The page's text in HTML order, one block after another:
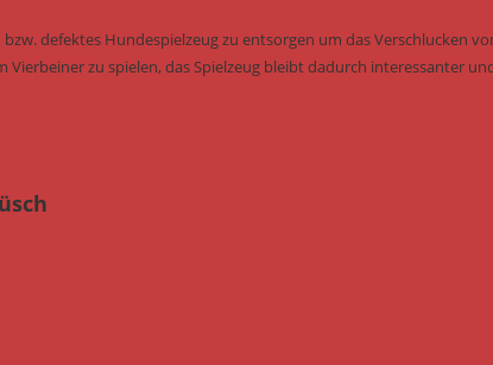
defektes Hundespielzeug zu entsorgen um das Verschlucken
zu spielen, das Spielzeug bleibt dadurch interessanter